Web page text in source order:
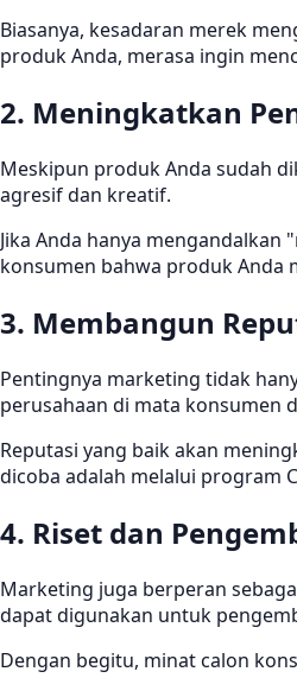
Biasanya, kesadaran merek
produk Anda, merasa ingin
2. Meningkatkan
Meskipun produk Anda sudah
agresif dan kreatif.
Jika Anda hanya
konsumen bahwa produk Anda
3. Membangun
Pentingnya marketing tidak
perusahaan di mata konsumen
Reputasi yang baik akan
dicoba adalah melalui program
4. Riset dan
Marketing juga berperan
dapat digunakan untuk
Dengan begitu, minat calon